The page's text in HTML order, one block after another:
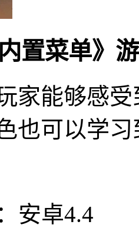
置菜单》
家能够感
也可以学
安卓4.4